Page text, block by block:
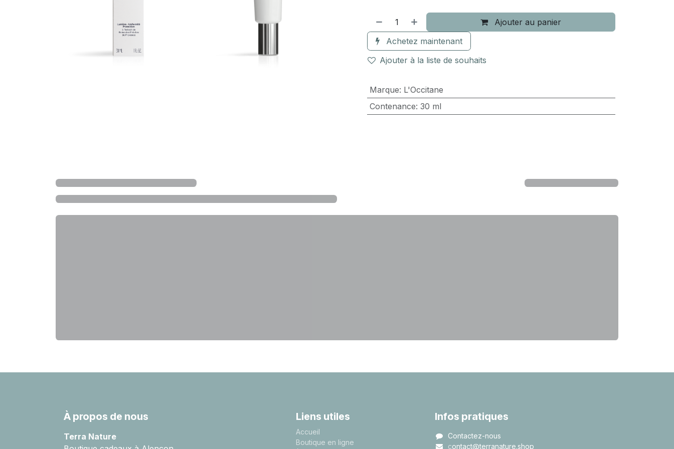
Ajouter au panier
Achetez maintenant
Ajouter à la liste de souhaits
Marque: L'Occitane
Contenance: 30 ml
À propos de nous
Terra Nature
Infos pratiques
Contactez-nous
contact@terranature.shop
Liens utiles
Accueil
Boutique en ligne